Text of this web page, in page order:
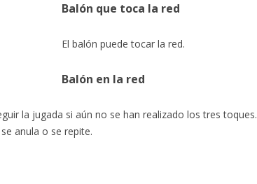
Balón que toca la red
El balón puede tocar la red.
Balón en la red
la jugada si aún no se han realizado los tres toques.
anula o se repite.